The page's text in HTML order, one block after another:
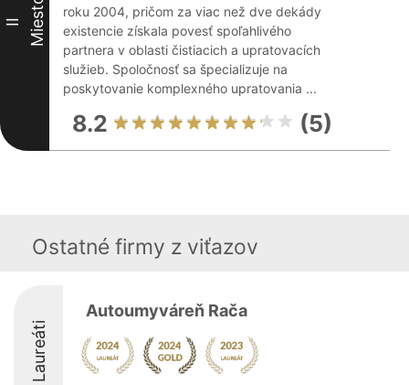
II Miesto
roku 2004, pričom za viac než dve dekády
existencie získala povesť spoľahlivého
partnera v oblasti čistiacich a upratovacích
služieb. Spoločnosť sa špecializuje na
poskytovanie komplexného upratovania ...
8.2 (5)
Ostatné firmy z viťazov
Laureáti
Autoumyváreň Rača